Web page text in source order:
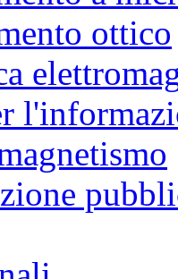
ottico